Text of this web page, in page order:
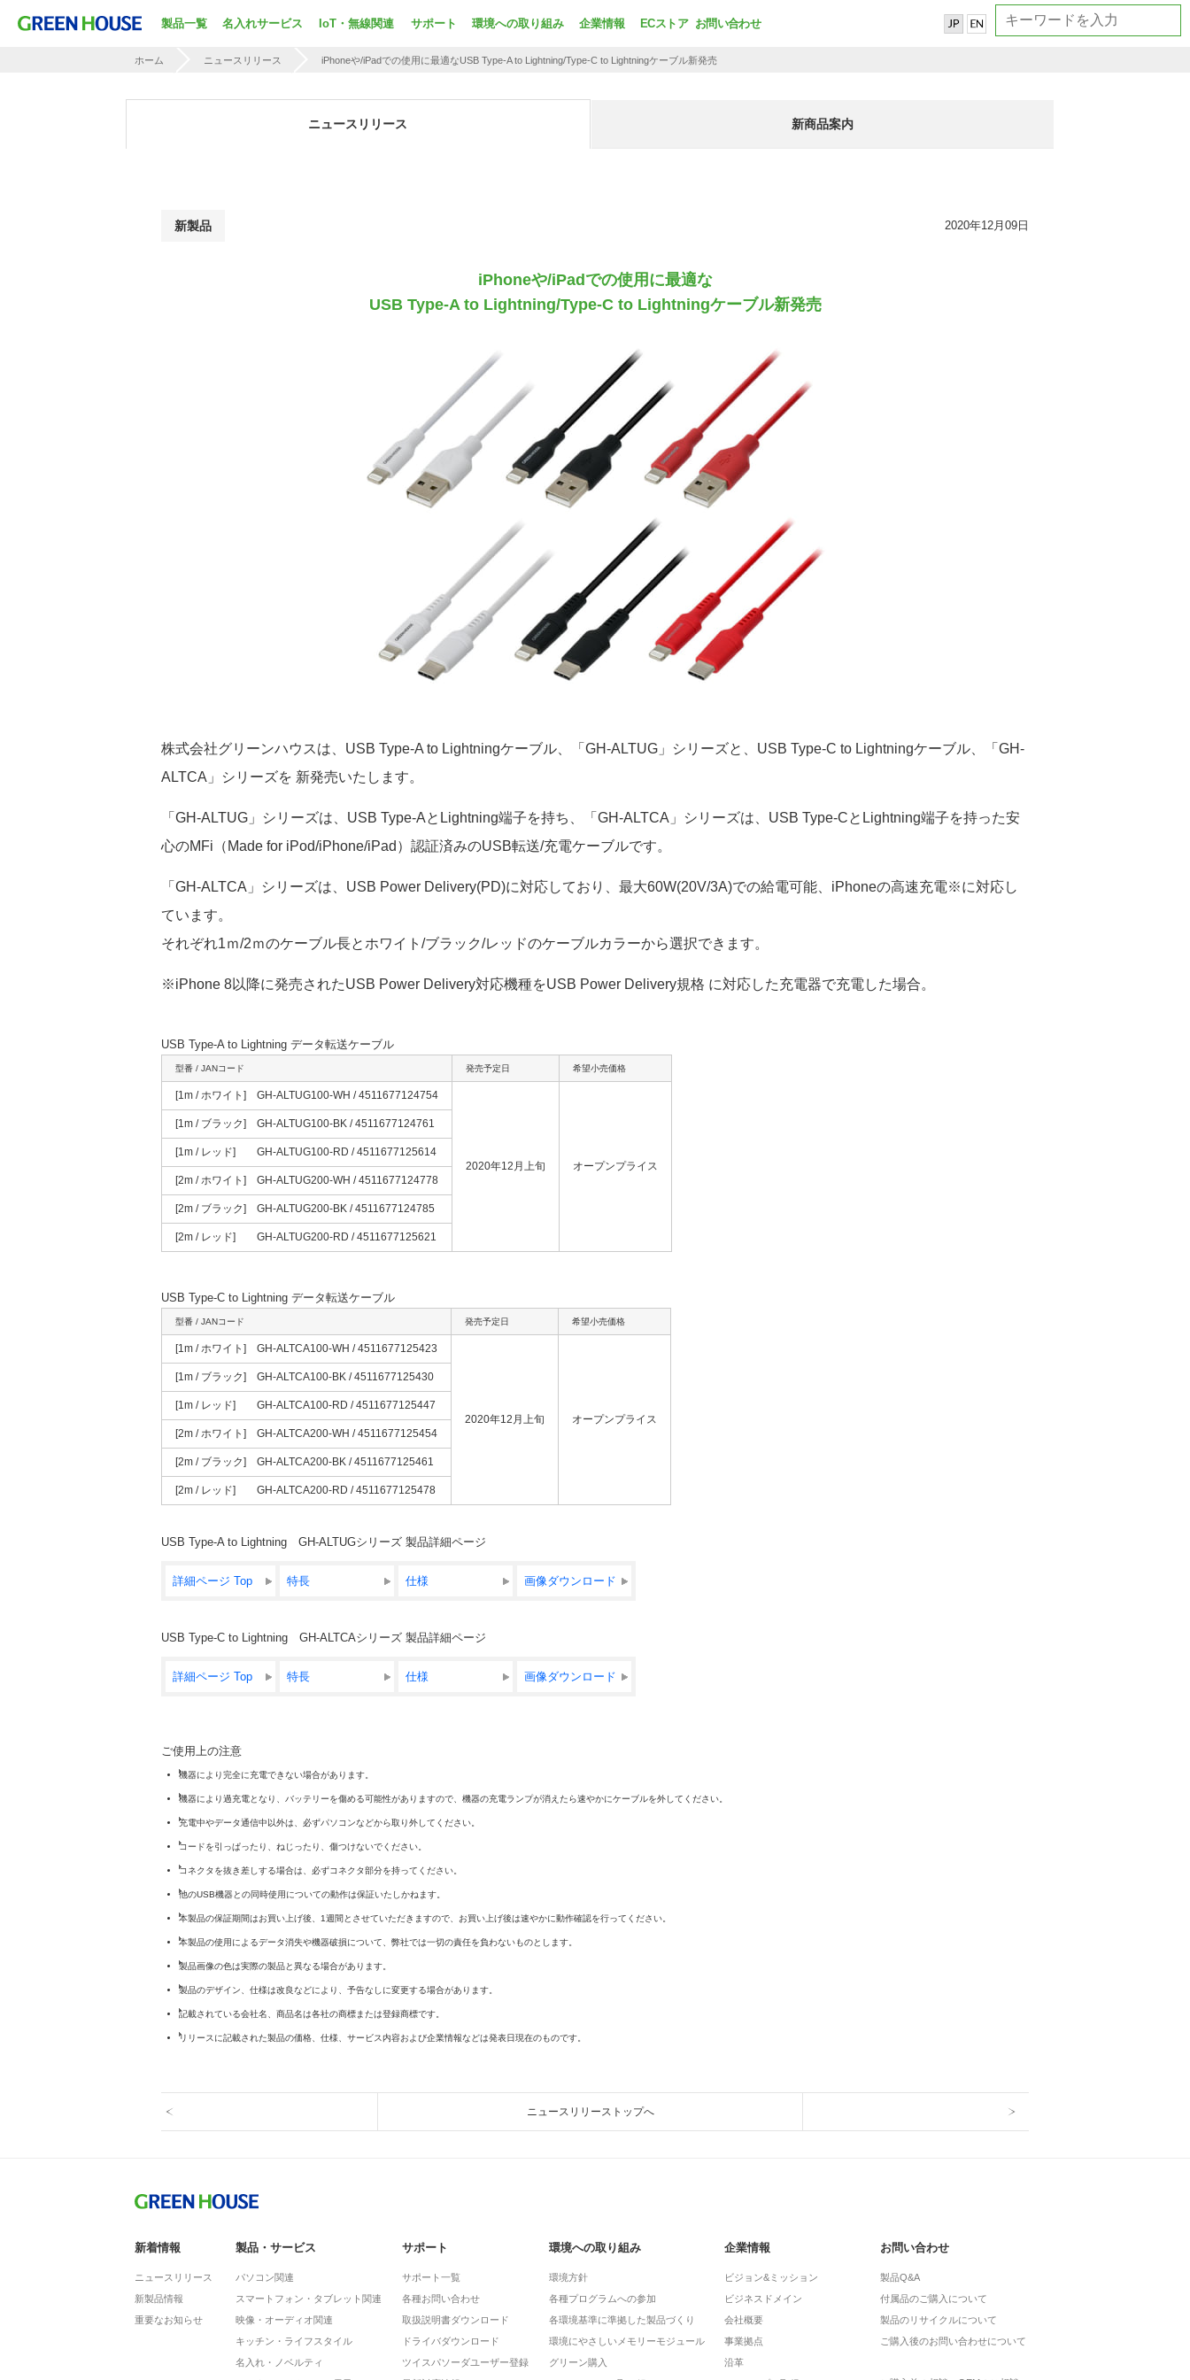
製品一覧 名入れサービス IoT・無線関連 サポート 環境への取り組み 企業情報 ECストア お問い合わせ
ホーム ニュースリリース iPhoneや/iPadでの使用に最適なUSB Type-A to Lightning/Type-C to Lightningケーブル新発売
ニュースリリース 新商品案内
新製品 2020年12月09日
iPhoneや/iPadでの使用に最適な
USB Type-A to Lightning/Type-C to Lightningケーブル新発売
株式会社グリーンハウスは、USB Type-A to Lightningケーブル、「GH-ALTUG」シリーズと、USB Type-C to Lightningケーブル、「GH-
ALTCA」シリーズを 新発売いたします。
「GH-ALTUG」シリーズは、USB Type-AとLightning端子を持ち、「GH-ALTCA」シリーズは、USB Type-CとLightning端子を持った安
心のMFi（Made for iPod/iPhone/iPad）認証済みのUSB転送/充電ケーブルです。
「GH-ALTCA」シリーズは、USB Power Delivery(PD)に対応しており、最大60W(20V/3A)での給電可能、iPhoneの高速充電※に対応し
ています。
それぞれ1ｍ/2ｍのケーブル長とホワイト/ブラック/レッドのケーブルカラーから選択できます。
※iPhone 8以降に発売されたUSB Power Delivery対応機種をUSB Power Delivery規格 に対応した充電器で充電した場合。
USB Type-A to Lightning データ転送ケーブル
型番 / JANコード 発売予定日 希望小売価格
[1m / ホワイト] GH-ALTUG100-WH / 4511677124754
2020年12月上旬 オープンプライス
[1m / ブラック] GH-ALTUG100-BK / 4511677124761
[1m / レッド] GH-ALTUG100-RD / 4511677125614
[2m / ホワイト] GH-ALTUG200-WH / 4511677124778
[2m / ブラック] GH-ALTUG200-BK / 4511677124785
[2m / レッド] GH-ALTUG200-RD / 4511677125621
USB Type-C to Lightning データ転送ケーブル
型番 / JANコード 発売予定日 希望小売価格
[1m / ホワイト] GH-ALTCA100-WH / 4511677125423
2020年12月上旬 オープンプライス
[1m / ブラック] GH-ALTCA100-BK / 4511677125430
[1m / レッド] GH-ALTCA100-RD / 4511677125447
[2m / ホワイト] GH-ALTCA200-WH / 4511677125454
[2m / ブラック] GH-ALTCA200-BK / 4511677125461
[2m / レッド] GH-ALTCA200-RD / 4511677125478
USB Type-A to Lightning GH-ALTUGシリーズ 製品詳細ページ
詳細ページ Top 特長 仕様 画像ダウンロード
USB Type-C to Lightning GH-ALTCAシリーズ 製品詳細ページ
詳細ページ Top 特長 仕様 画像ダウンロード
ご使用上の注意
機器により完全に充電できない場合があります。
機器により過充電となり、バッテリーを傷める可能性がありますので、機器の充電ランプが消えたら速やかにケーブルを外してください。
充電中やデータ通信中以外は、必ずパソコンなどから取り外してください。
コードを引っぱったり、ねじったり、傷つけないでください。
コネクタを抜き差しする場合は、必ずコネクタ部分を持ってください。
他のUSB機器との同時使用についての動作は保証いたしかねます。
本製品の保証期間はお買い上げ後、1週間とさせていただきますので、お買い上げ後は速やかに動作確認を行ってください。
本製品の使用によるデータ消失や機器破損について、弊社では一切の責任を負わないものとします。
製品画像の色は実際の製品と異なる場合があります。
製品のデザイン、仕様は改良などにより、予告なしに変更する場合があります。
記載されている会社名、商品名は各社の商標または登録商標です。
リリースに記載された製品の価格、仕様、サービス内容および企業情報などは発表日現在のものです。
ニュースリリーストップへ
新着情報
ニュースリリース
新製品情報
重要なお知らせ
製品・サービス
パソコン関連
スマートフォン・タブレット関連
映像・オーディオ関連
キッチン・ライフスタイル
名入れ・ノベルティ
サポート
サポート一覧
各種お問い合わせ
取扱説明書ダウンロード
ドライバダウンロード
ツイスパソーダユーザー登録
環境への取り組み
環境方針
各種プログラムへの参加
各環境基準に準拠した製品づくり
環境にやさしいメモリーモジュール
グリーン購入
企業情報
ビジョン&ミッション
ビジネスドメイン
会社概要
事業拠点
沿革
お問い合わせ
製品Q&A
付属品のご購入について
製品のリサイクルについて
ご購入後のお問い合わせについて